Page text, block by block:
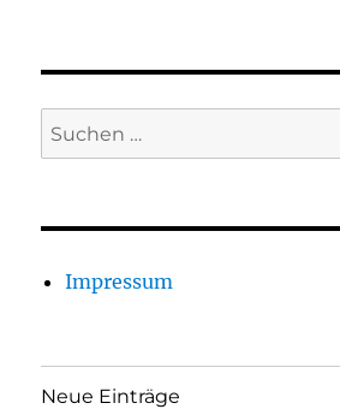
Suchen
nach:
Impressum
Neue Einträge